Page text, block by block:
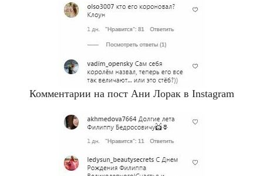
Комментарии на пост Ани Лорак в Instagram